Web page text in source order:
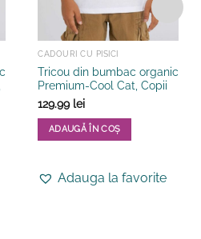
CADOURI CU PISICI
Tricou din bumbac organic
Premium-Cool Cat, Copii
129.99 lei
ADAUGĂ ÎN COȘ
are Adauga la favorite